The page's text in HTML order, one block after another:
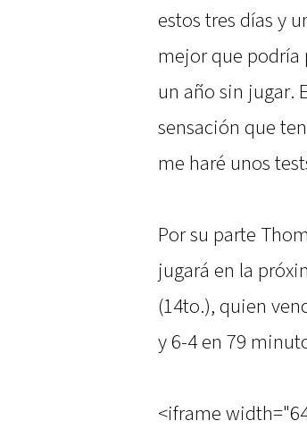
estos tres días y
mejor que podría
un año sin jugar.
sensación que
me haré unos
Por su parte
jugará en la
(14to.), quien
y 6-4 en 79
<iframe